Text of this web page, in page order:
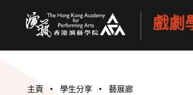
戲劇
主頁 學生分享 藝展廊